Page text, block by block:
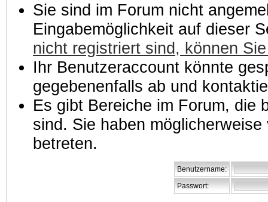
Sie sind im Forum nicht
Eingabemöglichkeit auf dieser
nicht registriert sind, können
Ihr Benutzeraccount könnte
gegebenenfalls ab und
Es gibt Bereiche im Forum, die
sind. Sie haben
betreten.
Benutzername:
Passwort: